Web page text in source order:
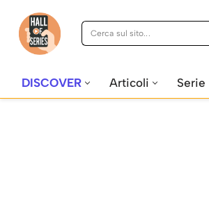
Vai
DISCOVER Articoli Serie